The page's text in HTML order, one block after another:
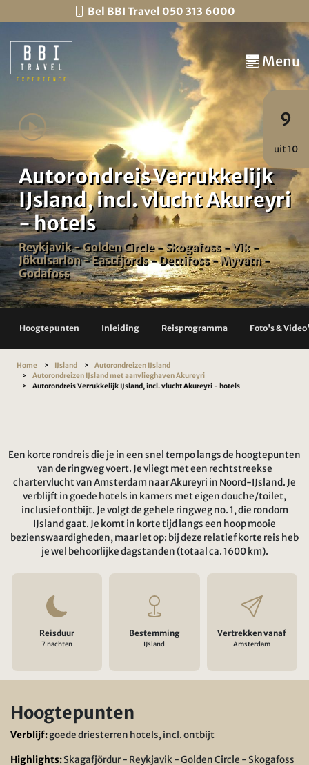
Bel BBI Travel 050 313 6000
Menu
9
uit 10
Autorondreis Verrukkelijk
IJsland, incl. vlucht Akureyri
- hotels
Reykjavik - Golden Circle - Skogafoss - Vik -
Jökulsarlon - Eastfjords - Dettifoss - Myvatn -
Godafoss
Hoogtepunten Inleiding Reisprogramma Foto's &
Home IJsland
Autorondreizen IJsland
Autorondreizen IJsland met aanvlieghaven Akureyri
Autorondreis Verrukkelijk IJsland, incl. vlucht Akureyri - hotels
Een korte rondreis die je in een snel tempo langs de hoogtepunten
van de ringweg voert. Je vliegt met een rechtstreekse
chartervlucht van Amsterdam naar Akureyri in Noord-IJsland. Je
verblijft in goede hotels in kamers met eigen douche/toilet,
inclusief ontbijt. Je volgt de gehele ringweg no. 1, die rondom
IJsland gaat. Je komt in korte tijd langs een hoop mooie
bezienswaardigheden, maar let op: bij deze relatief korte reis heb
je wel behoorlijke dagstanden (totaal ca. 1600 km).
Reisduur
7 nachten
Bestemming
IJsland
Vertrekken vanaf
Amsterdam
Hoogtepunten
Verblijf:goede driesterren hotels, incl. ontbijt
Highlights:Skagafjördur - Reykjavik - Golden Circle - Skogafoss